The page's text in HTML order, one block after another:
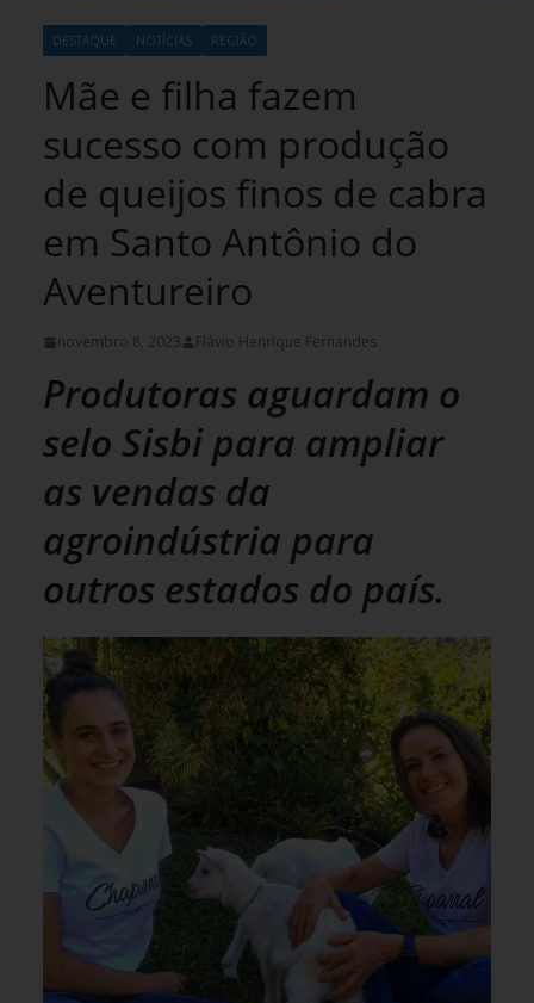
DESTAQUE NOTÍCIAS REGIÃO
Mãe e filha fazem
sucesso com produção
de queijos finos de cabra
em Santo Antônio do
Aventureiro
novembro 8, 2023 Flávio Henrique Fernandes
Produtoras aguardam o
selo Sisbi para ampliar
as vendas da
agroindústria para
outros estados do país.